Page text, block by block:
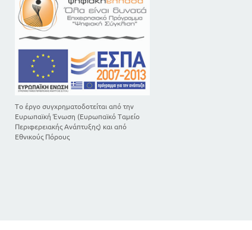
Το έργο συγχρηματοδοτείται από την
Ευρωπαϊκή Ένωση (Ευρωπαϊκό Ταμείο
Περιφερειακής Ανάπτυξης) και από
Εθνικούς Πόρους